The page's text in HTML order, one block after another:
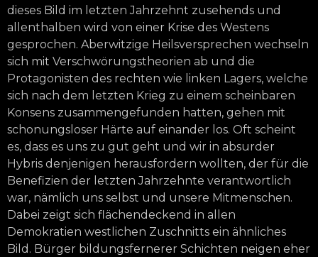
dieses Bild im letzten Jahrzehnt zusehends und
allenthalben wird von einer Krise des Westens
gesprochen. Aberwitzige Heilsversprechen wechseln
sich mit Verschwörungstheorien ab und die
Protagonisten des rechten wie linken Lagers, welche
sich nach dem letzten Krieg zu einem scheinbaren
Konsens zusammengefunden hatten, gehen mit
schonungsloser Härte auf einander los. Oft scheint
es, dass es uns zu gut geht und wir in absurder
Hybris denjenigen herausfordern wollten, der für die
Benefizien der letzten Jahrzehnte verantwortlich
war, nämlich uns selbst und unsere Mitmenschen.
Dabei zeigt sich flächendeckend in allen
Demokratien westlichen Zuschnitts ein ähnliches
Bild. Bürger bildungsfernerer Schichten neigen eher